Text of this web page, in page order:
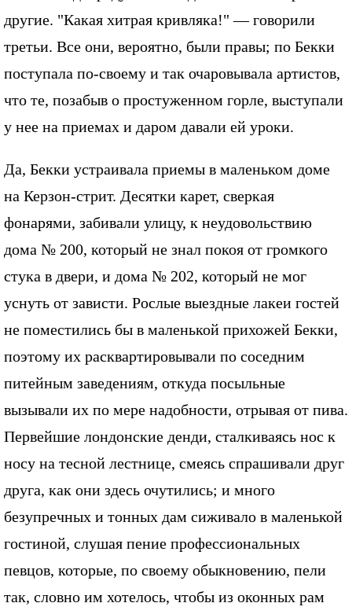
другие. "Какая хитрая кривляка!" — говорили
третьи. Все они, вероятно, были правы; по Бекки
поступала по-своему и так очаровывала артистов,
что те, позабыв о простуженном горле, выступали
у нее на приемах и даром давали ей уроки.
Да, Бекки устраивала приемы в маленьком доме
на Керзон-стрит. Десятки карет, сверкая
фонарями, забивали улицу, к неудовольствию
дома № 200, который не знал покоя от громкого
стука в двери, и дома № 202, который не мог
уснуть от зависти. Рослые выездные лакеи гостей
не поместились бы в маленькой прихожей Бекки,
поэтому их расквартировывали по соседним
питейным заведениям, откуда посыльные
вызывали их по мере надобности, отрывая от пива.
Первейшие лондонские денди, сталкиваясь нос к
носу на тесной лестнице, смеясь спрашивали друг
друга, как они здесь очутились; и много
безупречных и тонных дам сиживало в маленькой
гостиной, слушая пение профессиональных
певцов, которые, по своему обыкновению, пели
так, словно им хотелось, чтобы из оконных рам